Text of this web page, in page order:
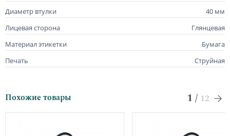
Диаметр втулки
40 мм
Лицевая сторона
Глянцевая
Материал этикетки
Бумага
Печать
Струйная
Похожие товары 1 / 12